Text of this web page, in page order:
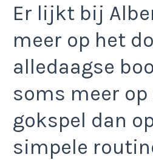
Er lijkt bij
meer op het
alledaagse
soms meer op
gokspel dan
simpele